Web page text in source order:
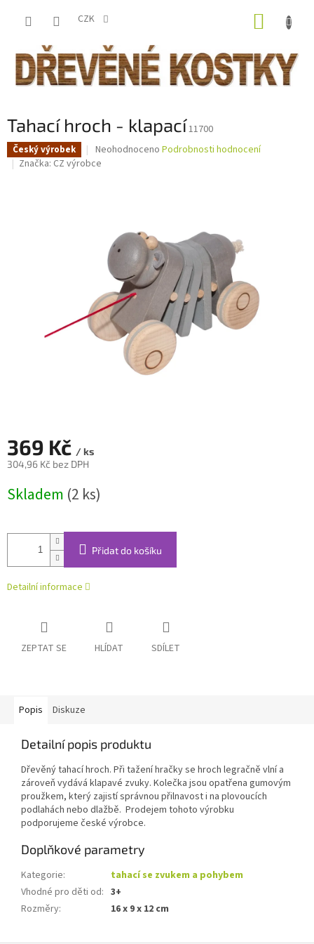
CZK
Tahací hroch - klapací11700
Český výrobek
Průměrné
hodnocení
hvězdiček.
Neohodnoceno Podrobnosti hodnocení
Značka: CZ výrobce
369 Kč / ks
304,96 Kč bez DPH
cena:
Skladem (2 ks)
Přidat do košíku
Detailní informace
ZEPTAT SE HLÍDAT SDÍLET
Popis Diskuze
Detailní popis produktu
Dřevěný tahací hroch. Při tažení hračky se hroch legračně vlní a
zároveň vydává klapavé zvuky. Kolečka jsou opatřena gumovým
proužkem, který zajistí správnou přilnavost i na plovoucích
podlahách nebo dlažbě. Prodejem tohoto výrobku
podporujeme české výrobce.
Doplňkové parametry
Kategorie:
tahací se zvukem a pohybem
Vhodné pro děti od: 3+
Rozměry: 16 x 9 x 12 cm